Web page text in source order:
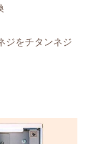
ジをチタンネジ